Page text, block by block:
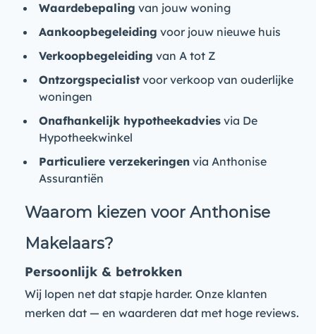
Waardebepaling van jouw woning
Aankoopbegeleiding voor jouw nieuwe huis
Verkoopbegeleiding van A tot Z
Ontzorgspecialist voor verkoop van ouderlijke
woningen
Onafhankelijk hypotheekadvies via De
Hypotheekwinkel
Particuliere verzekeringen via Anthonise
Assurantiën
Waarom kiezen voor Anthonise
Makelaars?
Persoonlijk & betrokken
Wij lopen net dat stapje harder. Onze klanten
merken dat — en waarderen dat met hoge reviews.